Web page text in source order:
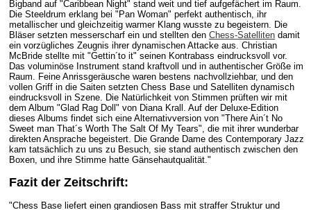
Bigband auf "Caribbean Night" stand weit und tief aufgefächert im Raum.
Die Steeldrum erklang bei "Pan Woman" perfekt authentisch, ihr
metallischer und gleichzeitig warmer Klang wusste zu begeistern. Die
Bläser setzten messerscharf ein und stellten den Chess-Satelliten damit
ein vorzügliches Zeugnis ihrer dynamischen Attacke aus. Christian
McBride stellte mit "Gettin´to it" seinen Kontrabass eindrucksvoll vor.
Das voluminöse Instrument stand kraftvoll und in authentischer Größe im
Raum. Feine Anrissgeräusche waren bestens nachvollziehbar, und den
vollen Griff in die Saiten setzten Chess Base und Satelliten dynamisch
eindrucksvoll in Szene. Die Natürlichkeit von Stimmen prüften wir mit
dem Album "Glad Rag Doll" von Diana Krall. Auf der Deluxe-Edition
dieses Albums findet sich eine Alternativversion von "There Ain´t No
Sweet man That´s Worth The Salt Of My Tears", die mit ihrer wunderbar
direkten Ansprache begeistert. Die Grande Dame des Contemporary Jazz
kam tatsächlich zu uns zu Besuch, sie stand authentisch zwischen den
Boxen, und ihre Stimme hatte Gänsehautqualität."
Fazit der Zeitschrift:
"Chess Base liefert einen grandiosen Bass mit straffer Struktur und